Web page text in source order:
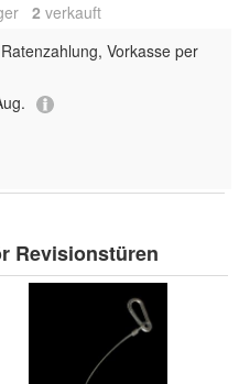
2 verkauft
Vorkasse per
Revisionstüren